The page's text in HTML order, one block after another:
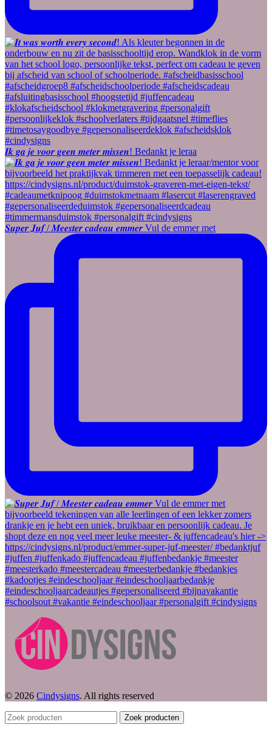
𝑰𝒌 𝒈𝒂 𝒋𝒆 𝒗𝒐𝒐𝒓 𝒈𝒆𝒆𝒏 𝒎𝒆𝒕𝒆𝒓 𝒎𝒊𝒔𝒔𝒆𝒏! Bedankt je leraa
𝑺𝒖𝒑𝒆𝒓 𝑱𝒖𝒇 / 𝑴𝒆𝒆𝒔𝒕𝒆𝒓 𝒄𝒂𝒅𝒆𝒂𝒖 𝒆𝒎𝒎𝒆𝒓 Vul de emmer met
© 2026 Cindysigns. All rights reserved
Zoek producten